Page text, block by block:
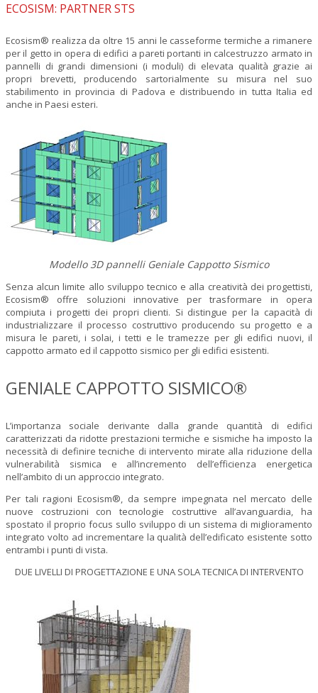
ECOSISM: PARTNER STS
Ecosism® realizza da oltre 15 anni le casseforme termiche a rimanere
per il getto in opera di edifici a pareti portanti in calcestruzzo armato in
pannelli di grandi dimensioni (i moduli) di elevata qualità grazie ai
propri brevetti, producendo sartorialmente su misura nel suo
stabilimento in provincia di Padova e distribuendo in tutta Italia ed
anche in Paesi esteri.
Modello 3D pannelli Geniale Cappotto Sismico
Senza alcun limite allo sviluppo tecnico e alla creatività dei progettisti,
Ecosism® offre soluzioni innovative per trasformare in opera
compiuta i progetti dei propri clienti. Si distingue per la capacità di
industrializzare il processo costruttivo producendo su progetto e a
misura le pareti, i solai, i tetti e le tramezze per gli edifici nuovi, il
cappotto armato ed il cappotto sismico per gli edifici esistenti.
GENIALE CAPPOTTO SISMICO®
L’importanza sociale derivante dalla grande quantità di edifici
caratterizzati da ridotte prestazioni termiche e sismiche ha imposto la
necessità di definire tecniche di intervento mirate alla riduzione della
vulnerabilità sismica e all’incremento dell’efficienza energetica
nell’ambito di un approccio integrato.
Per tali ragioni Ecosism®, da sempre impegnata nel mercato delle
nuove costruzioni con tecnologie costruttive all’avanguardia, ha
spostato il proprio focus sullo sviluppo di un sistema di miglioramento
integrato volto ad incrementare la qualità dell’edificato esistente sotto
entrambi i punti di vista.
DUE LIVELLI DI PROGETTAZIONE E UNA SOLA TECNICA DI INTERVENTO